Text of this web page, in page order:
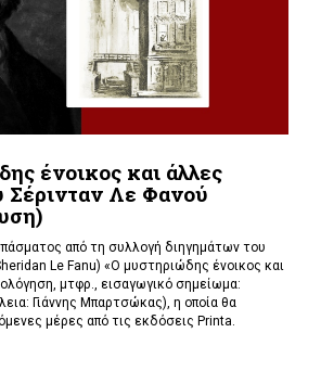
ένοικος και άλλες
Σέρινταν Λε Φανού
από τη συλλογή διηγημάτων του
Le Fanu) «Ο μυστηριώδης ένοικος και
μτφρ., εισαγωγικό σημείωμα:
Γιάννης Μπαρτσώκας), η οποία θα
μέρες από τις εκδόσεις Printa.